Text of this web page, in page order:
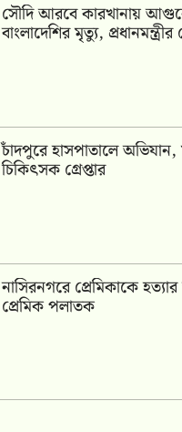
সৌদি আরবে কারখানায়
বাংলাদেশির মৃত্যু,
চাঁদপুরে হাসপাতালে
চিকিৎসক গ্রেপ্তার
নাসিরনগরে প্রেমিকাকে
প্রেমিক পলাতক